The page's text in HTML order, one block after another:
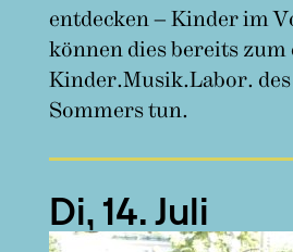
entdecken – Kinder im
können dies bereits
Kinder.Musik.Labor.
Sommers tun.
Di, 14. Juli